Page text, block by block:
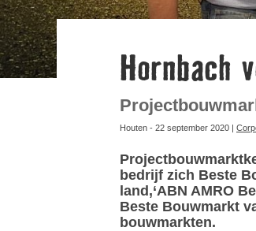
Hornbach
Houten - 22 september 2020 |
bedrijf zich Beste
land,‘ABN AMRO
Beste Bouwmarkt
bouwmarkten.